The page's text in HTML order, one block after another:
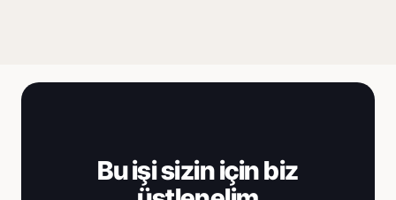
Bu işi sizin için biz